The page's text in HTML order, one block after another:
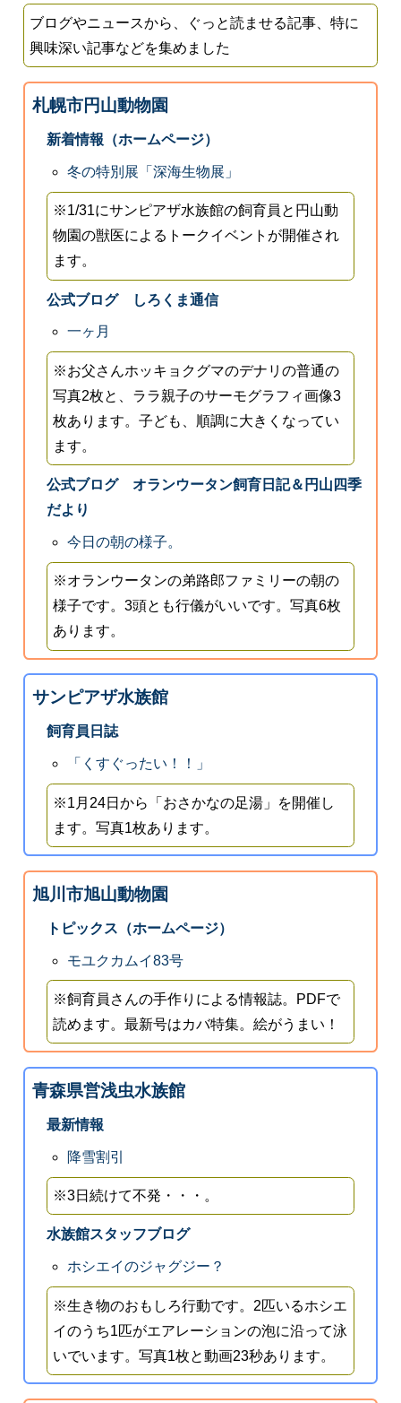
ブログやニュースから、ぐっと読ませる記事、特に
興味深い記事などを集めました
札幌市円山動物園
新着情報（ホームページ）
冬の特別展「深海生物展」
※1/31にサンピアザ水族館の飼育員と円山動
物園の獣医によるトークイベントが開催され
ます。
公式ブログ しろくま通信
一ヶ月
※お父さんホッキョクグマのデナリの普通の
写真2枚と、ララ親子のサーモグラフィ画像3
枚あります。子ども、順調に大きくなってい
ます。
公式ブログ オランウータン飼育日記＆円山四季
だより
今日の朝の様子。
※オランウータンの弟路郎ファミリーの朝の
様子です。3頭とも行儀がいいです。写真6枚
あります。
サンピアザ水族館
飼育員日誌
「くすぐったい！！」
※1月24日から「おさかなの足湯」を開催し
ます。写真1枚あります。
旭川市旭山動物園
トピックス（ホームページ）
モユクカムイ83号
※飼育員さんの手作りによる情報誌。PDFで
読めます。最新号はカバ特集。絵がうまい！
青森県営浅虫水族館
最新情報
降雪割引
※3日続けて不発・・・。
水族館スタッフブログ
ホシエイのジャグジー？
※生き物のおもしろ行動です。2匹いるホシエ
イのうち1匹がエアレーションの泡に沿って泳
いでいます。写真1枚と動画23秒あります。